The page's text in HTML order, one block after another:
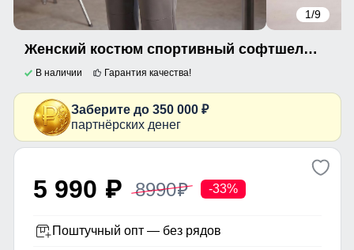
1/9
Женский костюм спортивный софтшелл с флисом и мембраной темно-серого цвета 09618TC
В наличии Гарантия качества!
Заберите до 350 000 ₽
партнёрских денег
5 990 p 8990p -33%
Поштучный опт — без рядов